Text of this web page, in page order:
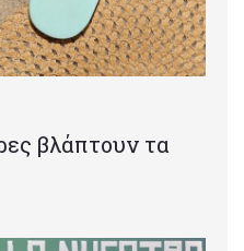
βλάπτουν τα